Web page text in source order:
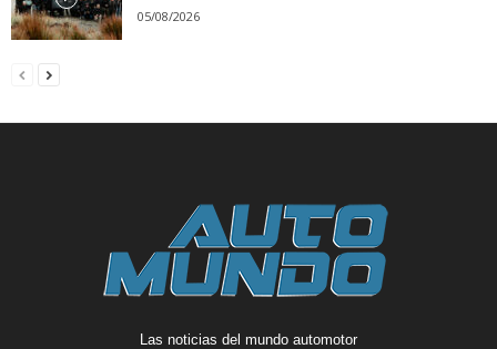
05/08/2026
Las noticias del mundo automotor